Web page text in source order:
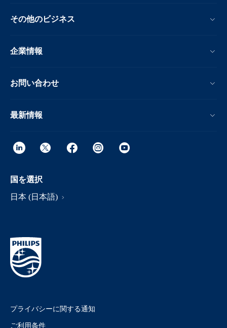
その他のビジネス
企業情報
お問い合わせ
最新情報
国を選択
日本 (日本語)
プライバシーに関する通知
ご利用条件